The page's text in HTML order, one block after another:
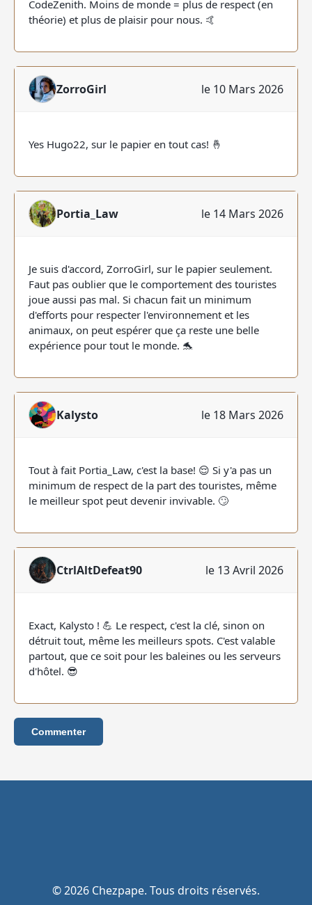
CodeZenith. Moins de monde = plus de respect (en
théorie) et plus de plaisir pour nous. 🤙
ZorroGirl le 10 Mars 2026
Yes Hugo22, sur le papier en tout cas! 🤞
Portia_Law le 14 Mars 2026
Je suis d'accord, ZorroGirl, sur le papier seulement.
Faut pas oublier que le comportement des touristes
joue aussi pas mal. Si chacun fait un minimum
d'efforts pour respecter l'environnement et les
animaux, on peut espérer que ça reste une belle
expérience pour tout le monde. 🐬
Kalysto le 18 Mars 2026
Tout à fait Portia_Law, c'est la base! 😌 Si y'a pas un
minimum de respect de la part des touristes, même
le meilleur spot peut devenir invivable. 🙄
CtrlAltDefeat90 le 13 Avril 2026
Exact, Kalysto ! 💪 Le respect, c'est la clé, sinon on
détruit tout, même les meilleurs spots. C'est valable
partout, que ce soit pour les baleines ou les serveurs
d'hôtel. 😎
Commenter
© 2026 Chezpape. Tous droits réservés.